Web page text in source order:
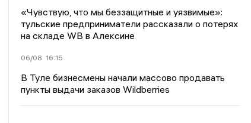
«Чувствую, что мы беззащитные и уязвимые»:
тульские предприниматели рассказали о потерях
на складе WB в Алексине
06/08 16:15
В Туле бизнесмены начали массово продавать
пункты выдачи заказов Wildberries